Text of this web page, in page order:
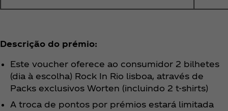
Descrição do prémio:
Este voucher oferece ao consumidor 2 bilhetes
(dia à escolha) Rock In Rio lisboa, através de
Packs exclusivos Worten (incluindo 2 t-shirts)
A troca de pontos por prémios estará limitada